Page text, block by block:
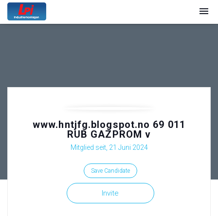
www.hntjfg.blogspot.no 69 011
RUB GAZPROM v
Mitglied seit, 21 Juni 2024
Save Candidate
Invite